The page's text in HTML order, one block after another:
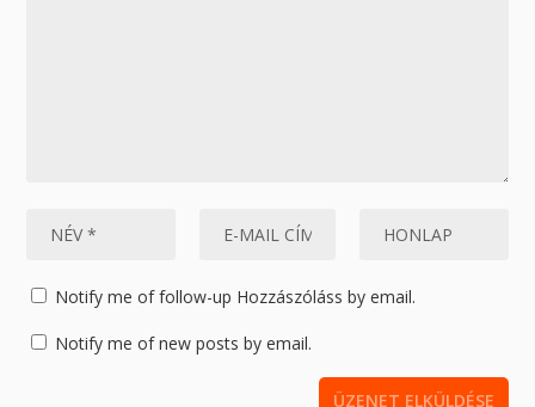
Notify me of follow-up Hozzászóláss by email.
Notify me of new posts by email.